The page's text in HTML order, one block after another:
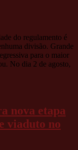
do regulamento é
divisão. Grande
para o maior
No dia 2 de agosto,
nova etapa
viaduto no